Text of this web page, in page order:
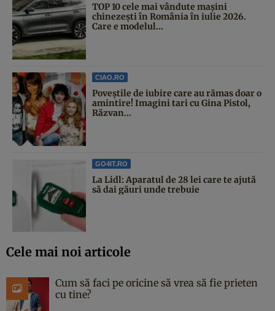
TOP 10 cele mai vândute mașini
chinezești în România în iulie 2026.
Care e modelul...
CIAO.RO
Poveştile de iubire care au rămas doar o
amintire! Imagini tari cu Gina Pistol,
Răzvan...
GO4IT.RO
La Lidl: Aparatul de 28 lei care te ajută
să dai găuri unde trebuie
Cele mai noi articole
Cum să faci pe oricine să vrea să fie prieten
cu tine?